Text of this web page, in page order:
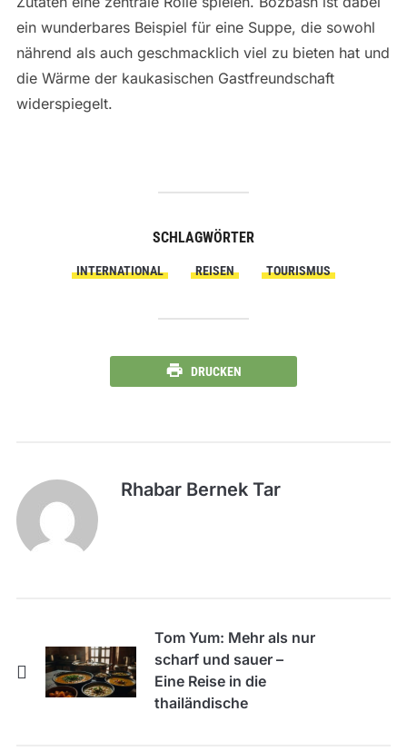
ein wunderbares Beispiel für eine Suppe, die sowohl
nährend als auch geschmacklich viel zu bieten hat und
die Wärme der kaukasischen Gastfreundschaft
widerspiegelt.
SCHLAGWÖRTER
INTERNATIONAL REISEN TOURISMUS
DRUCKEN
Rhabar Bernek Tar
Tom Yum: Mehr als nur
scharf und sauer –
Eine Reise in die
thailändische